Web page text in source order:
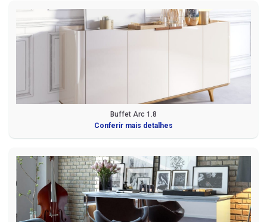
Buffet Arc 1.8
Conferir mais detalhes